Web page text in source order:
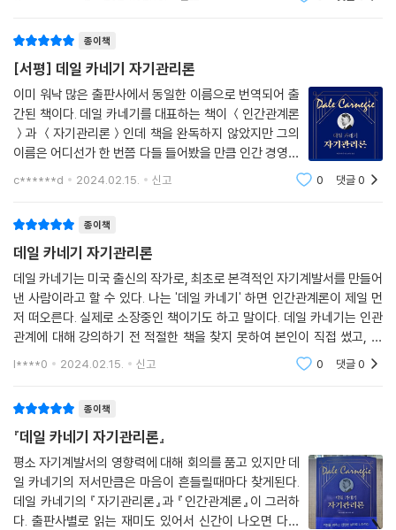
면을 푸는 것이다. 이를 위해 ‘풀어라. 풀어라. 긴장을 이완하라’라고 자기
몸의 근육에 말할 수 있다. 근육이 긴장해 있으면 마음과 신경이 이완할 수
없다는 것을 우리는 이미 알고 있다. 그러므로 잠들고 싶거든 근육에서부
터 시작해야 한다. 핑크 박사는 다리의 긴장을 푸는 방법으로 무릎 아래 베
개를 두라고 권한다. 이 방법은 실제로 효과가 있다. 또한, 같은 이유에서
팔 아래 작은 베개를 집어넣을 수도 있다. 그런 다음 턱, 눈, 팔, 다리에 차례
로 이완하라고 말한다. 이렇게 하면 무엇이 자신을 덮쳤는지 알기도 전에
스르르 잠에 빠져든다. 이는 내가 실제로 해본 방법이므로 그 효능을 확실
방법: 6장 불면증 고민을 날려버리는 방법」중에서
● 타인에게 관심을 둠으로써 자신에 관한 생각을 잊어버려라. 날마다 누
군가의 얼굴에 기쁨의 미소가 번지게 할 선행을 실천하라.
종이책
[서평] 데일 카네기 자기관리론
이미 워낙 많은 출판사에서 동일한 이름으로 번역되어 출
간된 책이다. 데일 카네기를 대표하는 책이 ＜인간관계론
＞과 ＜자기관리론＞인데 책을 완독하지 않았지만 그의
이름은 어디선가 한 번쯤 다들 들어봤을 만큼 인간 경영과
자기 계발 분야에서 기념적인 업적을 남긴 사람이다. 현대
c******d 2024.02.15. 신고 0 댓글0
종이책
데일 카네기 자기관리론
데일 카네기는 미국 출신의 작가로, 최초로 본격적인 자기계발서를 만들어
낸 사람이라고 할 수 있다. 나는 '데일 카네기' 하면 인간관계론이 제일 먼
저 떠오른다. 실제로 소장중인 책이기도 하고 말이다. 데일 카네기는 인관
관계에 대해 강의하기 전 적절한 책을 찾지 못하여 본인이 직접 썼고, 그
'인간관계론'은 대박이 났다. 이후에 본인이 만나는 다양한 성인들이 힘들
l****0 2024.02.15. 신고 0 댓글0
종이책
『데일 카네기 자기관리론』
평소 자기계발서의 영향력에 대해 회의를 품고 있지만 데
일 카네기의 저서만큼은 마음이 흔들릴때마다 찾게된다.
데일 카네기의 『자기관리론』과 『인간관계론』이 그러하
다. 출판사별로 읽는 재미도 있어서 신간이 나오면 다시